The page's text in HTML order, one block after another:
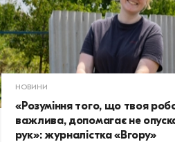
НОВИНИ
«Розуміння того, що твоя
важлива, допомагає не
рук»: журналістка «Вгору»